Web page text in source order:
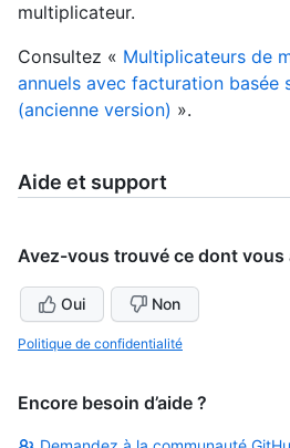
multiplicateur.
Consultez « Multiplicateurs de
annuels avec facturation basée
(ancienne version) ».
Aide et support
Avez-vous trouvé ce dont vous
Oui Non
Politique de confidentialité
Encore besoin d’aide ?